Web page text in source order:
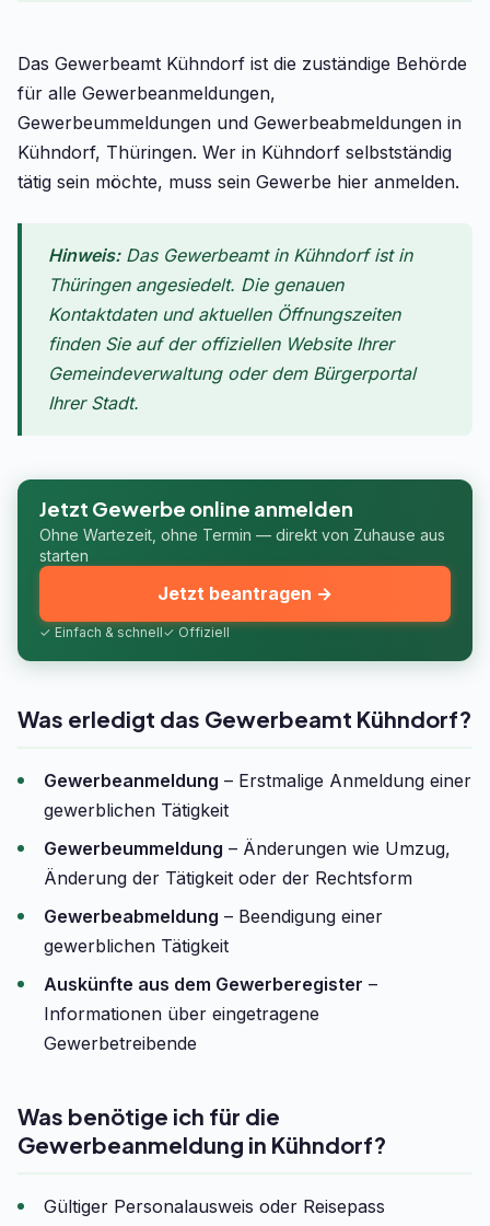
Das Gewerbeamt Kühndorf ist die zuständige Behörde
für alle Gewerbeanmeldungen,
Gewerbeummeldungen und Gewerbeabmeldungen in
Kühndorf, Thüringen. Wer in Kühndorf selbstständig
tätig sein möchte, muss sein Gewerbe hier anmelden.
Hinweis:Das Gewerbeamt in Kühndorf ist in
Thüringen angesiedelt. Die genauen
Kontaktdaten und aktuellen Öffnungszeiten
finden Sie auf der offiziellen Website Ihrer
Gemeindeverwaltung oder dem Bürgerportal
Ihrer Stadt.
Jetzt Gewerbe online anmelden
Ohne Wartezeit, ohne Termin — direkt von Zuhause aus
starten
✓ Einfach & schnell✓ Offiziell
Jetzt beantragen →
Was erledigt das Gewerbeamt Kühndorf?
Gewerbeanmeldung – Erstmalige Anmeldung einer
gewerblichen Tätigkeit
Gewerbeummeldung – Änderungen wie Umzug,
Änderung der Tätigkeit oder der Rechtsform
Gewerbeabmeldung – Beendigung einer
gewerblichen Tätigkeit
Auskünfte aus dem Gewerberegister –
Informationen über eingetragene
Gewerbetreibende
Was benötige ich für die
Gewerbeanmeldung in Kühndorf?
Gültiger Personalausweis oder Reisepass